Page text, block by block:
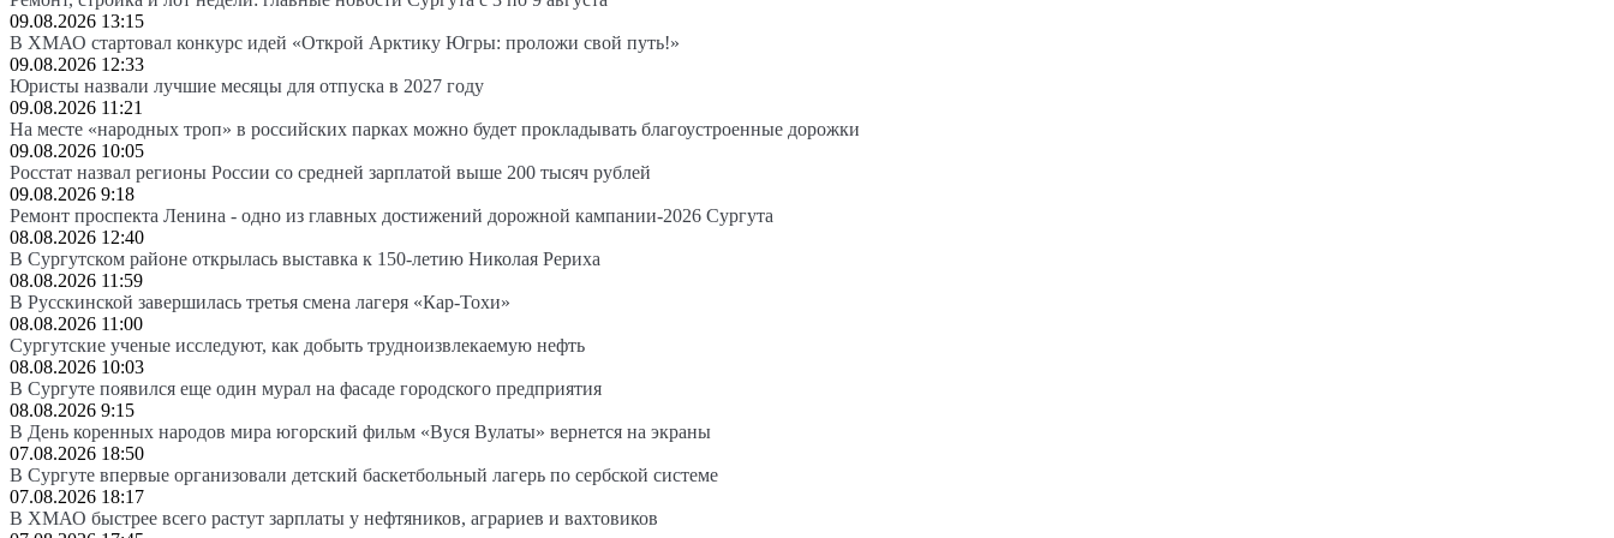
09.08.2026 13:15
В ХМАО стартовал конкурс идей «Открой Арктику Югры: проложи свой путь!»
09.08.2026 12:33
Юристы назвали лучшие месяцы для отпуска в 2027 году
09.08.2026 11:21
На месте «народных троп» в российских парках можно будет прокладывать благоустроенные дорожки
09.08.2026 10:05
Росстат назвал регионы России со средней зарплатой выше 200 тысяч рублей
09.08.2026 9:18
Ремонт проспекта Ленина - одно из главных достижений дорожной кампании-2026 Сургута
08.08.2026 12:40
В Сургутском районе открылась выставка к 150-летию Николая Рериха
08.08.2026 11:59
В Русскинской завершилась третья смена лагеря «Кар-Тохи»
08.08.2026 11:00
Сургутские ученые исследуют, как добыть трудноизвлекаемую нефть
08.08.2026 10:03
В Сургуте появился еще один мурал на фасаде городского предприятия
08.08.2026 9:15
В День коренных народов мира югорский фильм «Вуся Вулаты» вернется на экраны
07.08.2026 18:50
В Сургуте впервые организовали детский баскетбольный лагерь по сербской системе
07.08.2026 18:17
В ХМАО быстрее всего растут зарплаты у нефтяников, аграриев и вахтовиков